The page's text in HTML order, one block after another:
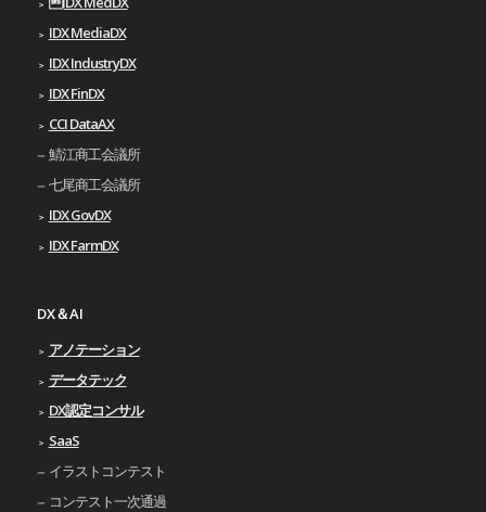
IDX MediaDX
IDX IndustryDX
IDX FinDX
CCI DataAX
鯖江商工会議所
七尾商工会議所
IDX GovDX
IDX FarmDX
DX＆AI
アノテーション
データテック
DX認定コンサル
SaaS
イラストコンテスト
コンテスト一次通過